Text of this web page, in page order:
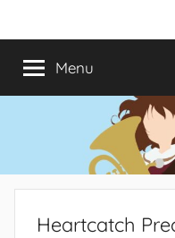
paraMundo
do
Shoujo
anos
a
romances
Menu
Heartcatch